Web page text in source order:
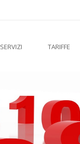
SERVIZI TARIFFE